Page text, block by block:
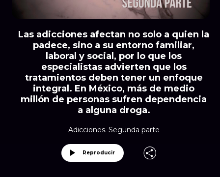
Las adicciones afectan no solo a quien la
padece, sino a su entorno familiar,
laboral y social, por lo que los
especialistas advierten que los
tratamientos deben tener un enfoque
integral. En México, más de medio
millón de personas sufren dependencia
a alguna droga.
Adicciones. Segunda parte
Reproducir